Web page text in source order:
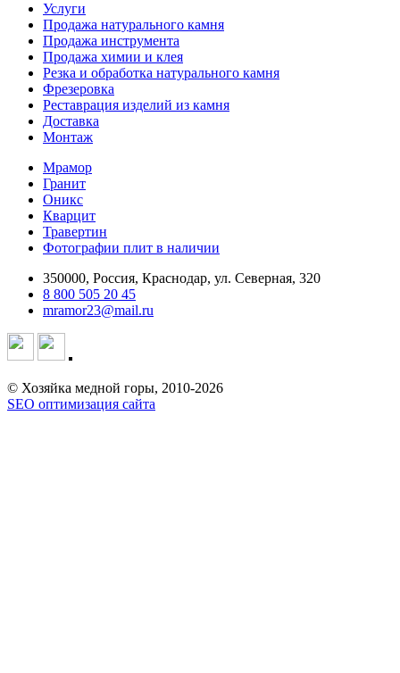
Услуги
Продажа натурального камня
Продажа инструмента
Продажа химии и клея
Резка и обработка натурального камня
Фрезеровка
Реставрация изделий из камня
Доставка
Монтаж
Мрамор
Гранит
Оникс
Кварцит
Травертин
Фотографии плит в наличии
350000, Россия, Краснодар, ул. Северная, 320
8 800 505 20 45
mramor23@mail.ru
© Хозяйка медной горы, 2010-2026
SEO оптимизация сайта